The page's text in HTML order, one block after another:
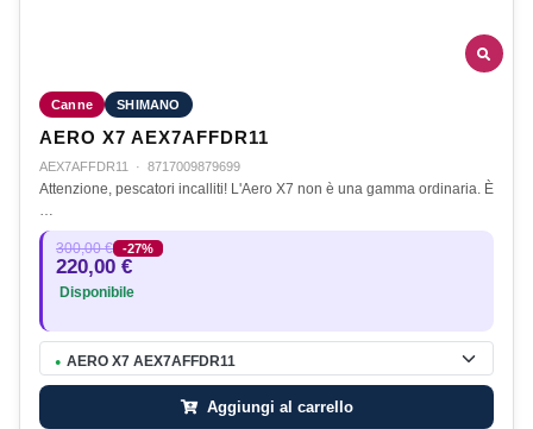
Canne SHIMANO
AERO X7 AEX7AFFDR11
AEX7AFFDR11 · 8717009879699
Attenzione, pescatori incalliti! L'Aero X7 non è una gamma ordinaria. È
…
300,00 € -27%
220,00 €
Disponibile
● AERO X7 AEX7AFFDR11
Aggiungi al carrello